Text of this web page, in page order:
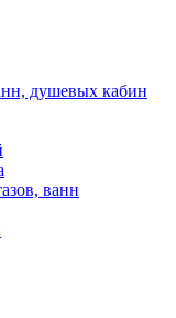
душевых кабин
ванн